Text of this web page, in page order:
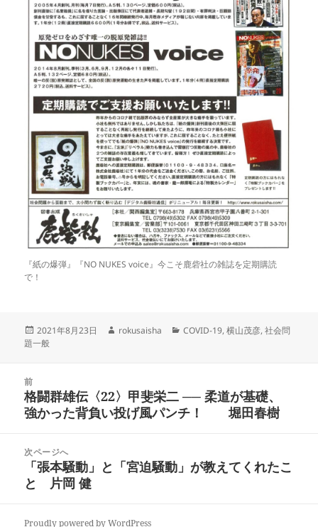
『紙の爆弾』『NO NUKES voice』今こそ鹿砦社の雑誌を定期購読
で！
投
稿
2021年8月23日
作
rokusaisha
カ
COVID-19,横山茂彦,社会問
題一般
前
前
の
稿:
格闘群雄伝〈22〉甲斐栄二 ── 柔道が基礎、
強かった背負い投げ風パンチ！ 堀田春樹
次ページへ
次
の
稿:
「張本騒動」と「宮迫騒動」が教えてくれたこ
と 片岡 健
Proudly powered by WordPress